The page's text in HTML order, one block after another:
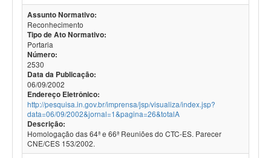
Assunto Normativo:
Reconhecimento
Tipo de Ato Normativo:
Portaria
Número:
2530
Data da Publicação:
06/09/2002
Endereço Eletrônico:
http://pesquisa.in.gov.br/imprensa/jsp/visualiza/index.jsp?
data=06/09/2002&jornal=1&pagina=26&totalA
Descrição:
Homologação das 64ª e 66ª Reuniões do CTC-ES. Parecer
CNE/CES 153/2002.